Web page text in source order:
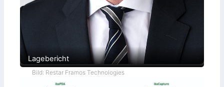
Lagebericht
Bild: Restar Framos Technologies